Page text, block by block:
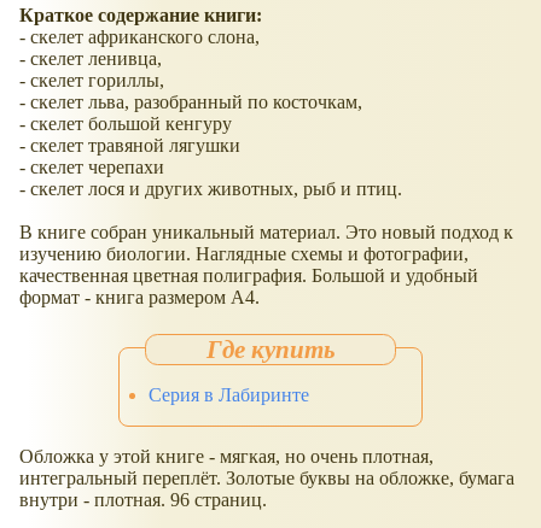
Краткое содержание книги:
- скелет африканского слона,
- скелет ленивца,
- скелет гориллы,
- скелет льва, разобранный по косточкам,
- скелет большой кенгуру
- скелет травяной лягушки
- скелет черепахи
- скелет лося и других животных, рыб и птиц.
В книге собран уникальный материал. Это новый подход к
изучению биологии. Наглядные схемы и фотографии,
качественная цветная полиграфия. Большой и удобный
формат - книга размером А4.
Серия в Лабиринте
Обложка у этой книге - мягкая, но очень плотная,
интегральный переплёт. Золотые буквы на обложке, бумага
внутри - плотная. 96 страниц.